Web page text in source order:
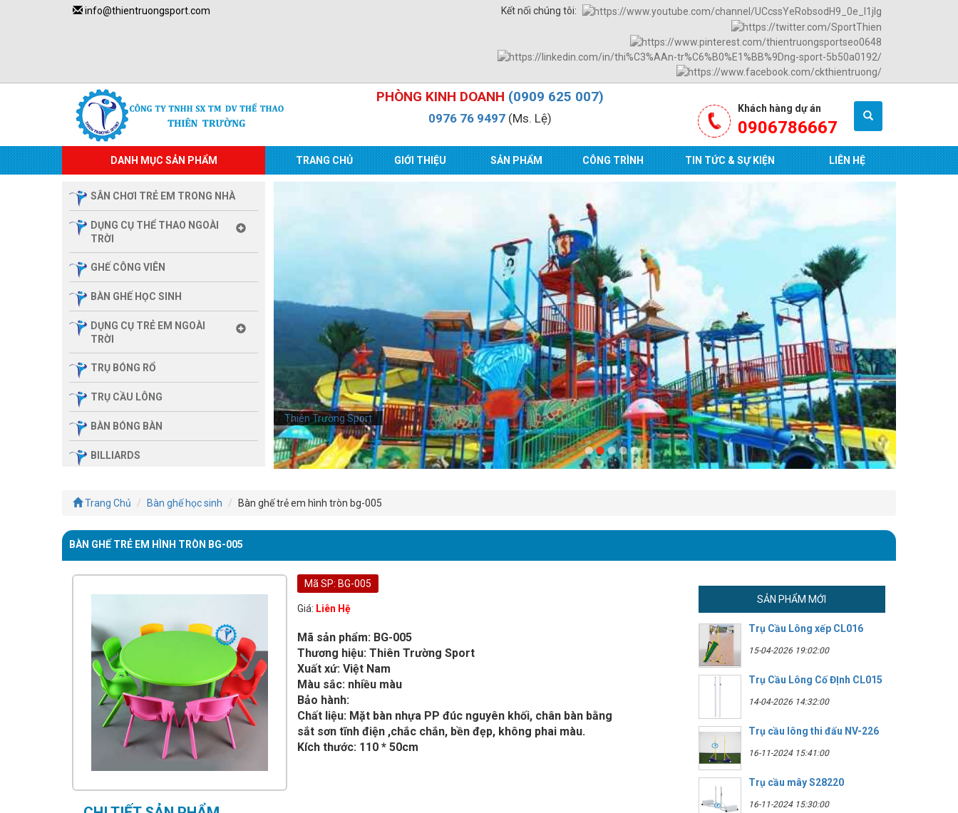
info@thientruongsport.com Kết nối chúng tôi:
PHÒNG KINH DOANH (0909 625 007)
0976 76 9497(Ms. Lệ)
Khách hàng dự án
0906786667
DANH MỤC SẢN PHẨM TRANG CHỦ GIỚI THIỆU SẢN PHẨM CÔNG TRÌNH TIN TỨC & SỰ KIỆN LIÊN HỆ
SÂN CHƠI TRẺ EM TRONG NHÀ
DỤNG CỤ THỂ THAO NGOÀI
TRỜI
GHẾ CÔNG VIÊN
BÀN GHẾ HỌC SINH
DỤNG CỤ TRẺ EM NGOÀI
TRỜI
TRỤ BÓNG RỔ
TRỤ CẦU LÔNG
BÀN BÓNG BÀN
BILLIARDS
ĐÌNH
GIÀN TẬP ĐA NĂNG
THIẾT BỊ PHÒNG GYM
IMPULSE FITNESS
THIẾT BỊ PHÒNG GYM THIÊN
TRƯỜNG
CỎ NHÂN TẠO
Thiên Trường Sport
Trang Chủ Bàn ghế học sinh Bàn ghế trẻ em hình tròn bg-005
BÀN GHẾ TRẺ EM HÌNH TRÒN BG-005
Mã SP: BG-005
Giá: Liên Hệ
Mã sản phẩm: BG-005
Thương hiệu: Thiên Trường Sport
Xuất xứ: Việt Nam
Màu sắc: nhiều màu
Bảo hành:
Chất liệu: Mặt bàn nhựa PP đúc nguyên khối, chân bàn bằng
sắt sơn tĩnh điện ,chắc chắn, bền đẹp, không phai màu.
Kích thước: 110 * 50cm
SẢN PHẨM MỚI
Trụ Cầu Lông xếp CL016
15-04-2026 19:02:00
Trụ Cầu Lông Cố ĐỊnh CL015
14-04-2026 14:32:00
Trụ cầu lông thi đấu NV-226
16-11-2024 15:41:00
Trụ cầu mây S28220
16-11-2024 15:30:00